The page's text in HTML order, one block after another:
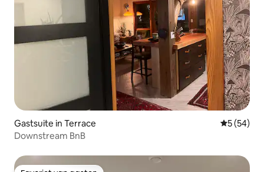
Gastsuite in Terrace
5 (54)
Downstream BnB